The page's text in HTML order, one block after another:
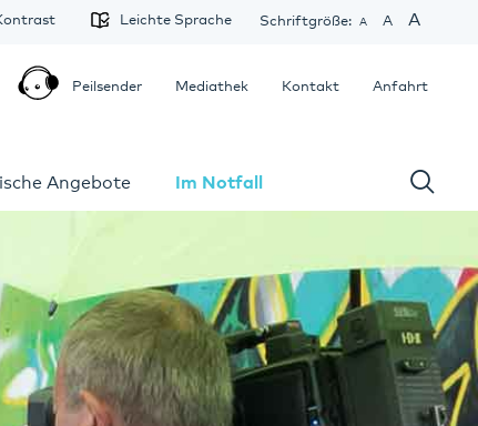
Angebote Im Notfall
Schriftgröße: A A A
Leichte Sprache
Anfahrt
Kontakt
Mediathek
Peilsender